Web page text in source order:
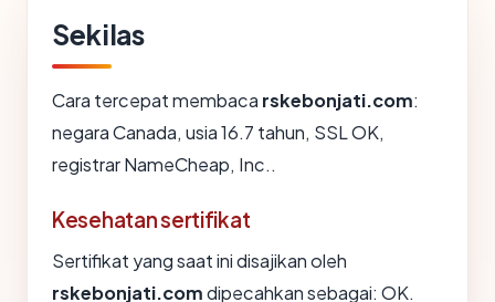
Sekilas
Cara tercepat membaca rskebonjati.com:
negara Canada, usia 16.7 tahun, SSL OK,
registrar NameCheap, Inc..
Kesehatan sertifikat
Sertifikat yang saat ini disajikan oleh
rskebonjati.comdipecahkan sebagai: OK.